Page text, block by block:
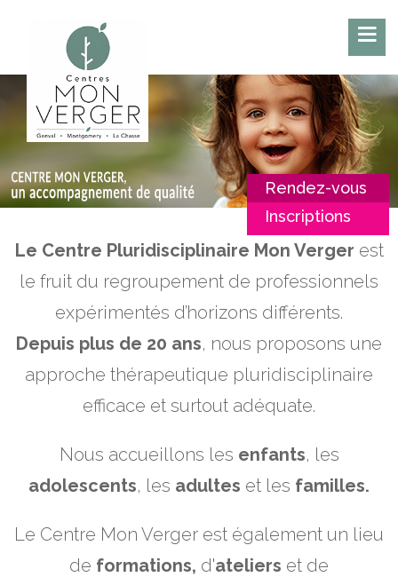
Rendez-vous
Inscriptions
Le Centre Pluridisciplinaire Mon Verger est
le fruit du regroupement de professionnels
expérimentés d’horizons différents.
Depuis plus de 20 ans, nous proposons une
approche thérapeutique pluridisciplinaire
efficace et surtout adéquate.
Nous accueillons les enfants, les
adolescents, les adultes et les familles.
Le Centre Mon Verger est également un lieu
de formations, d'ateliers et de